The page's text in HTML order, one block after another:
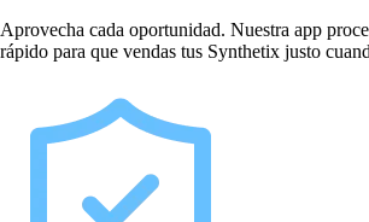
Aprovecha cada oportunidad. Nuestra app
rápido para que vendas tus Synthetix justo